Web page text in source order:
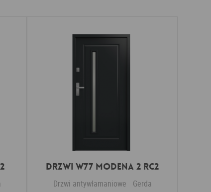
DRZWI W77 MODENA 2 RC2
Drzwi antywłamaniowe Gerda